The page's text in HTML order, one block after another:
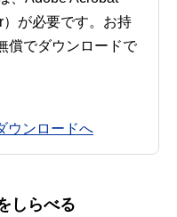
が必要です。お持
償でダウンロードで
ウンロードへ
しらべる